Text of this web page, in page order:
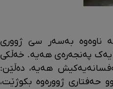
ناوەوە بەسەر سێ ژووری
و یەک پەنجەرەی هەیە. خەڵکی
هەیە، دەڵێن:
حەفتاری ژوورەوە بکوژێت،